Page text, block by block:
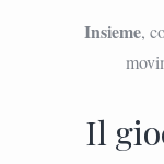
Insieme,
Il